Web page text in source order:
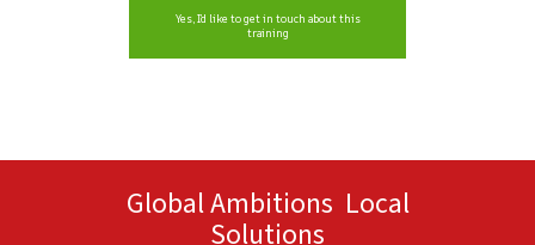
Yes, I’d like to get in touch about this
training
Global Ambitions Local
Solutions